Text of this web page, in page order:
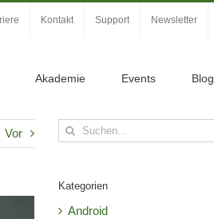
Kontakt Support Newsletter
Akademie Events Blog
Vor
Suche
nach:
Kategorien
Android